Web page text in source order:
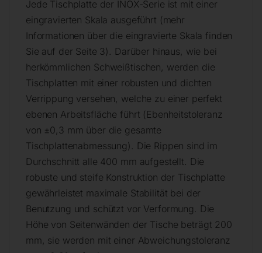
Jede Tischplatte der INOX-Serie ist mit einer
eingravierten Skala ausgeführt (mehr
Informationen über die eingravierte Skala finden
Sie auf der Seite 3). Darüber hinaus, wie bei
herkömmlichen Schweißtischen, werden die
Tischplatten mit einer robusten und dichten
Verrippung versehen, welche zu einer perfekt
ebenen Arbeitsfläche führt (Ebenheitstoleranz
von ±0,3 mm über die gesamte
Tischplattenabmessung). Die Rippen sind im
Durchschnitt alle 400 mm aufgestellt. Die
robuste und steife Konstruktion der Tischplatte
gewährleistet maximale Stabilität bei der
Benutzung und schützt vor Verformung. Die
Höhe von Seitenwänden der Tische beträgt 200
mm, sie werden mit einer Abweichungstoleranz